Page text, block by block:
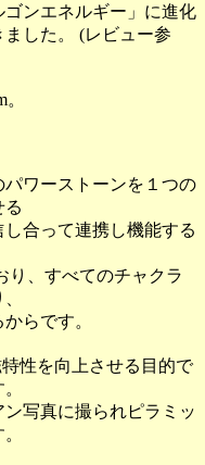
ンエネルギー」に進化
した。 (レビュー参
ワーストーンを１つの
る
合って連携し機能する
り、すべてのチャクラ
らです。
性を向上させる目的で
写真に撮られピラミッ